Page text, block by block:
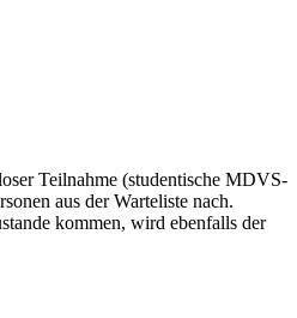
Teilnahme (studentische MDVS-
aus der Warteliste nach.
kommen, wird ebenfalls der